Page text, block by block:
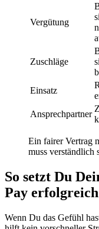
Vergütung
Zuschläge
Einsatz
Ansprechpartner
Ein fairer Vertrag
muss verständlich
So setzt Du
Pay
Wenn Du das Gefühl